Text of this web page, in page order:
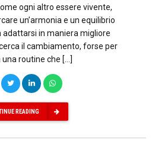
ogni altro essere vivente,
un’armonia e un equilibrio
adattarsi in maniera migliore
il cambiamento, forse per
routine che […]
READING